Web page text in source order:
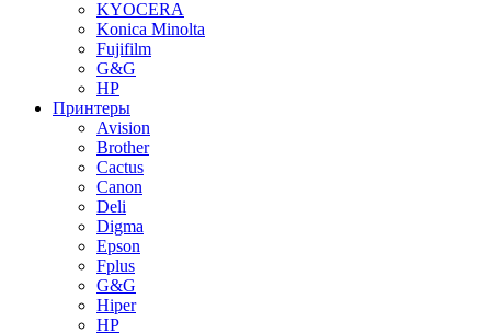
KYOCERA
Konica Minolta
Fujifilm
G&G
HP
Принтеры
Avision
Brother
Cactus
Canon
Deli
Digma
Epson
Fplus
G&G
Hiper
HP